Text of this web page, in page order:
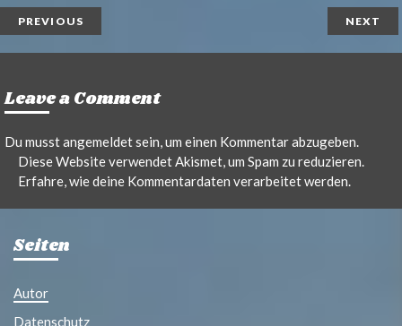
PREVIOUS NEXT
Leave a Comment
Du musstangemeldetsein, um einen Kommentar abzugeben.
Diese Website verwendet Akismet, um Spam zu reduzieren.
Erfahre, wie deine Kommentardaten verarbeitet werden.
Seiten
Autor
Datenschutz